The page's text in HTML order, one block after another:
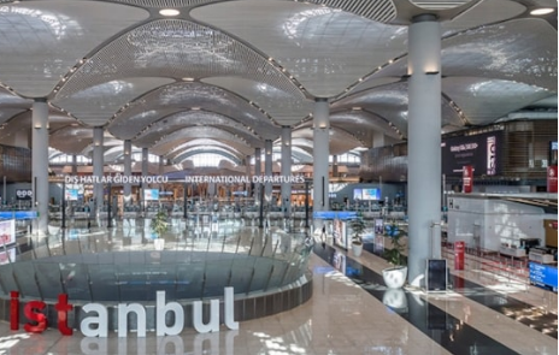
Havalimanı işletmecisi İGA, havalimanının adı
kayıp bagajların cüzi fiyatlarla satışa sunulduğuna
sosyal medyada yapılan paylaşımların yanıltıcı ve
amaçlı olduğunu bildirdi.